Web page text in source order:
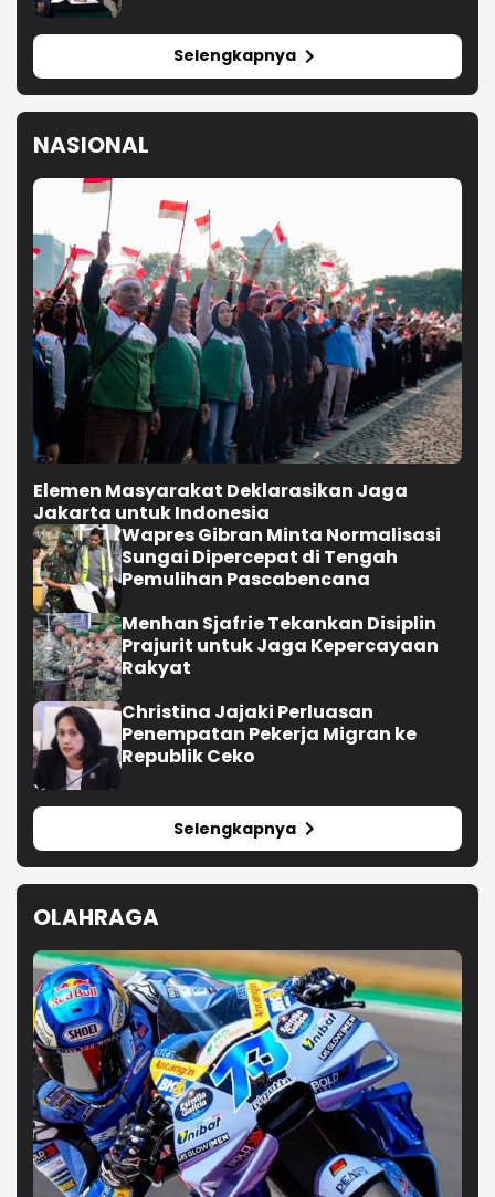
Selengkapnya
NASIONAL
Elemen Masyarakat Deklarasikan Jaga
Jakarta untuk Indonesia
Wapres Gibran Minta Normalisasi
Sungai Dipercepat di Tengah
Pemulihan Pascabencana
Menhan Sjafrie Tekankan Disiplin
Prajurit untuk Jaga Kepercayaan
Rakyat
Christina Jajaki Perluasan
Penempatan Pekerja Migran ke
Republik Ceko
Selengkapnya
OLAHRAGA